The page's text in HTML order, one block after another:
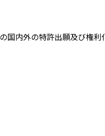
国内外の特許出願及び権利